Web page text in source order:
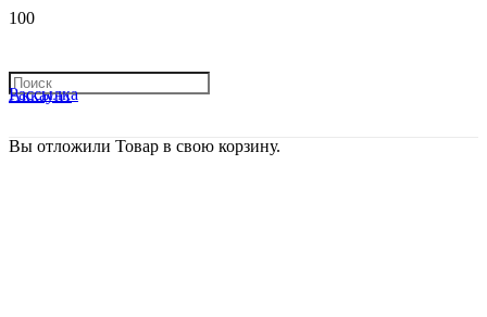
Рассылка
Аккаунт
Вы отложили Товар в свою корзину.